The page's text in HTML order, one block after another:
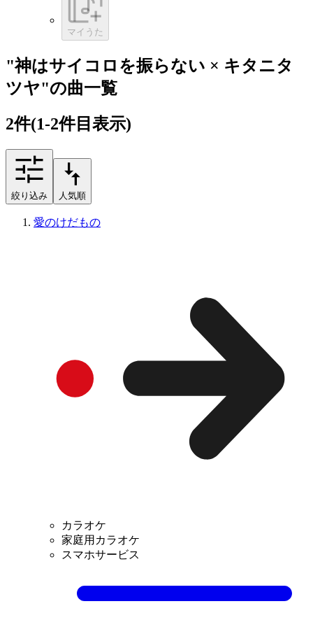
マイうた
"神はサイコロを振らない × キタニタ
ツヤ"の曲一覧
2件(1-2件目表示)
絞り込み 人気順
愛のけだもの
カラオケ
家庭用カラオケ
スマホサービス